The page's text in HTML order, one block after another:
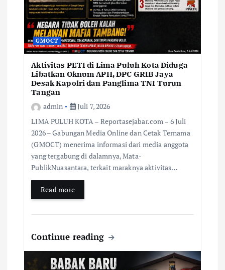
GMOCT
Aktivitas PETI di Lima Puluh Kota Diduga
Libatkan Oknum APH, DPC GRIB Jaya
Desak Kapolri dan Panglima TNI Turun
Tangan
admin
Juli 7, 2026
LIMA PULUH KOTA – Reportasejabar.com – 6 Juli
2026 – Gabungan Media Online dan Cetak Ternama
(GMOCT) menerima informasi dari media anggota
yang tergabung di dalamnya, Mata-
PublikNuasantara, terkait maraknya aktivitas…
Read more
Continue reading